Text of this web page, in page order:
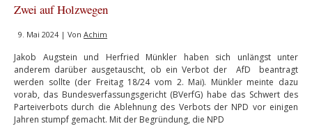
Zwei auf Holzwegen
9. Mai 2024 | Von Achim
Jakob Augstein und Herfried Münkler haben sich unlängst unter
anderem darüber ausgetauscht, ob ein Verbot der AfD beantragt
werden sollte (der Freitag 18/24 vom 2. Mai). Münkler meinte dazu
vorab, das Bundesverfassungsgericht (BVerfG) habe das Schwert des
Parteiverbots durch die Ablehnung des Verbots der NPD vor einigen
Jahren stumpf gemacht. Mit der Begründung, die NPD